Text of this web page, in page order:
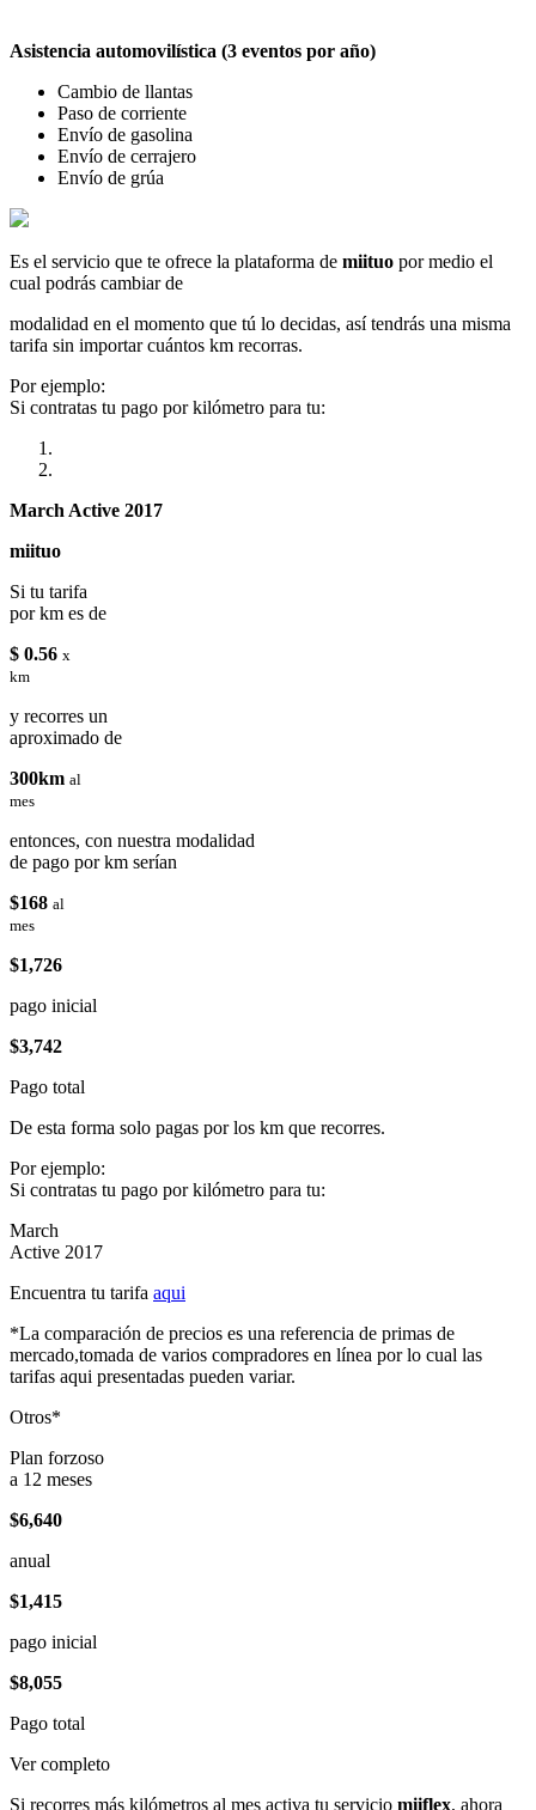
Asistencia automovilística (3 eventos por año)
Cambio de llantas
Paso de corriente
Envío de gasolina
Envío de cerrajero
Envío de grúa
Es el servicio que te ofrece la plataforma de miituo por medio el
cual podrás cambiar de
modalidad en el momento que tú lo decidas, así tendrás una misma
tarifa sin importar cuántos km recorras.
Por ejemplo:
Si contratas tu pago por kilómetro para tu:
March Active 2017
miituo
Si tu tarifa
por km es de
$ 0.56 x
km
y recorres un
aproximado de
300km al
mes
entonces, con nuestra modalidad
de pago por km serían
$168 al
mes
$1,726
pago inicial
$3,742
Pago total
De esta forma solo pagas por los km que recorres.
Por ejemplo:
Si contratas tu pago por kilómetro para tu:
March
Active 2017
Encuentra tu tarifa aqui
*La comparación de precios es una referencia de primas de
mercado,tomada de varios compradores en línea por lo cual las
tarifas aqui presentadas pueden variar.
Otros*
Plan forzoso
a 12 meses
$6,640
anual
$1,415
pago inicial
$8,055
Pago total
Ver completo
Si recorres más kilómetros al mes activa tu servicio miiflex, ahora